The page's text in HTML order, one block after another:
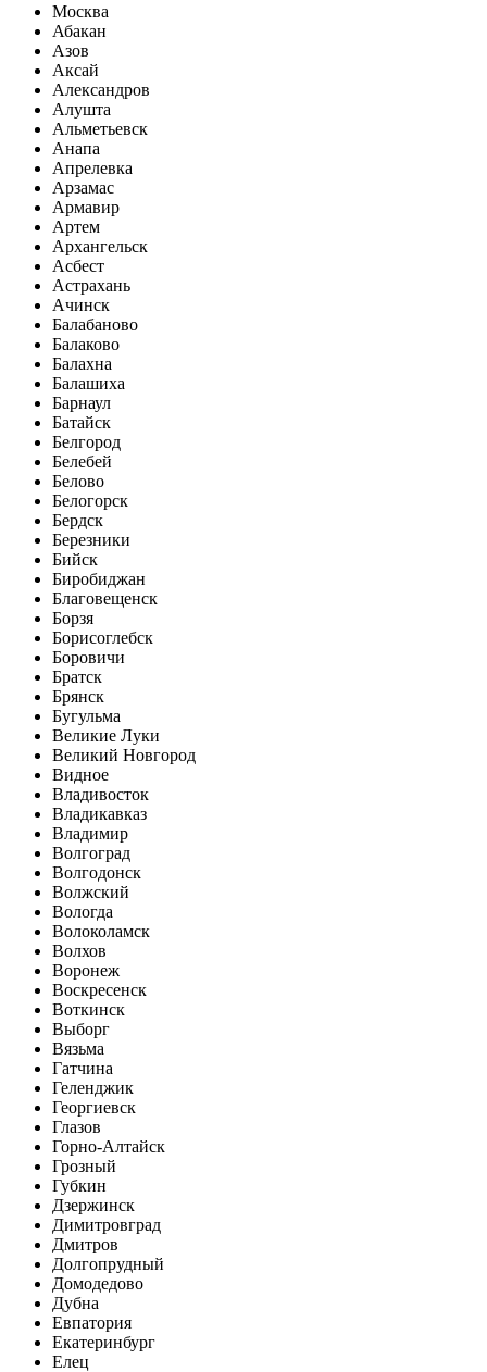
Москва
Абакан
Азов
Аксай
Александров
Алушта
Альметьевск
Анапа
Апрелевка
Арзамас
Армавир
Артем
Архангельск
Асбест
Астрахань
Ачинск
Балабаново
Балаково
Балахна
Балашиха
Барнаул
Батайск
Белгород
Белебей
Белово
Белогорск
Бердск
Березники
Бийск
Биробиджан
Благовещенск
Борзя
Борисоглебск
Боровичи
Братск
Брянск
Бугульма
Великие Луки
Великий Новгород
Видное
Владивосток
Владикавказ
Владимир
Волгоград
Волгодонск
Волжский
Вологда
Волоколамск
Волхов
Воронеж
Воскресенск
Воткинск
Выборг
Вязьма
Гатчина
Геленджик
Георгиевск
Глазов
Горно-Алтайск
Грозный
Губкин
Дзержинск
Димитровград
Дмитров
Долгопрудный
Домодедово
Дубна
Евпатория
Екатеринбург
Елец